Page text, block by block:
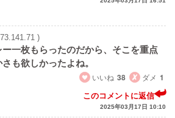
)
一枚もらったのだから、そこを重点
も欲しかったよね。
いいね 38 ダメ 1
このコメントに返信
2025年03月17日 10:10